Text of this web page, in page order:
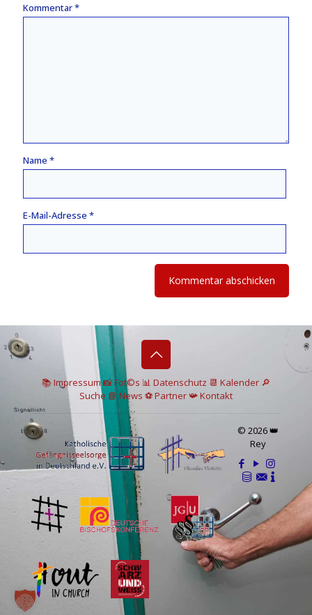
Kommentar*
Name *
E-Mail-Adresse *
📚 Impressum📸Fot©s 📊 Datenschutz 📆 Kalender 🔎
Suche 📘 News ⚽Partner📯Kontakt
© 2026 👑
Rey